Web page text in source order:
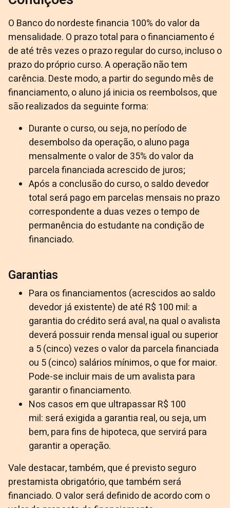
O Banco do nordeste financia 100% do valor da
mensalidade. O prazo total para o financiamento é
de até três vezes o prazo regular do curso, incluso o
prazo do próprio curso. A operação não tem
carência. Deste modo, a partir do segundo mês de
financiamento, o aluno já inicia os reembolsos, que
são realizados da seguinte forma:
Durante o curso, ou seja, no período de
desembolso da operação, o aluno paga
mensalmente o valor de 35% do valor da
parcela financiada acrescido de juros;
Após a conclusão do curso, o saldo devedor
total será pago em parcelas mensais no prazo
correspondente a duas vezes o tempo de
permanência do estudante na condição de
financiado.
Garantias
Para os financiamentos (acrescidos ao saldo
devedor já existente) de até R$ 100 mil: a
garantia do crédito será aval, na qual o avalista
deverá possuir renda mensal igual ou superior
a 5 (cinco) vezes o valor da parcela financiada
ou 5 (cinco) salários mínimos, o que for maior.
Pode-se incluir mais de um avalista para
garantir o financiamento.
Nos casos em que ultrapassar R$ 100
mil: será exigida a garantia real, ou seja, um
bem, para fins de hipoteca, que servirá para
garantir a operação.
Vale destacar, também, que é previsto seguro
prestamista obrigatório, que também será
financiado. O valor será definido de acordo com o